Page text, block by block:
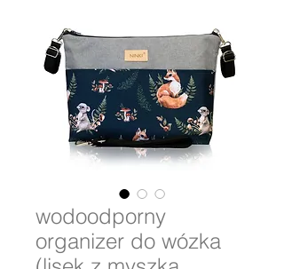
wodoodporny
organizer do wózka